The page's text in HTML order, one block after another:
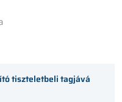
tiszteletbeli tagjává